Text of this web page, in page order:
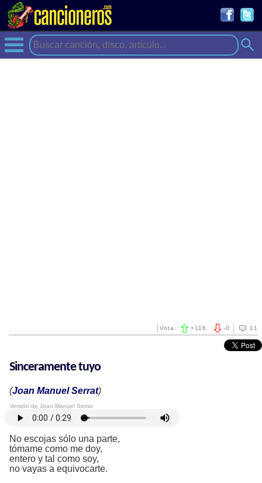
11
-0
Vota: +116
Sinceramente tuyo
(Joan Manuel Serrat)
Versión de Joan Manuel Serrat
No escojas sólo una parte,
tómame como me doy,
entero y tal como soy,
no vayas a equivocarte.